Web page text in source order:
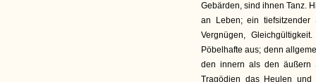
Gebärden, sind ihnen Tanz.
an Leben; ein tiefsitzender
Vergnügen,
Pöbelhafte aus; denn
den innern als den äußern
Tragödien das Heulen und